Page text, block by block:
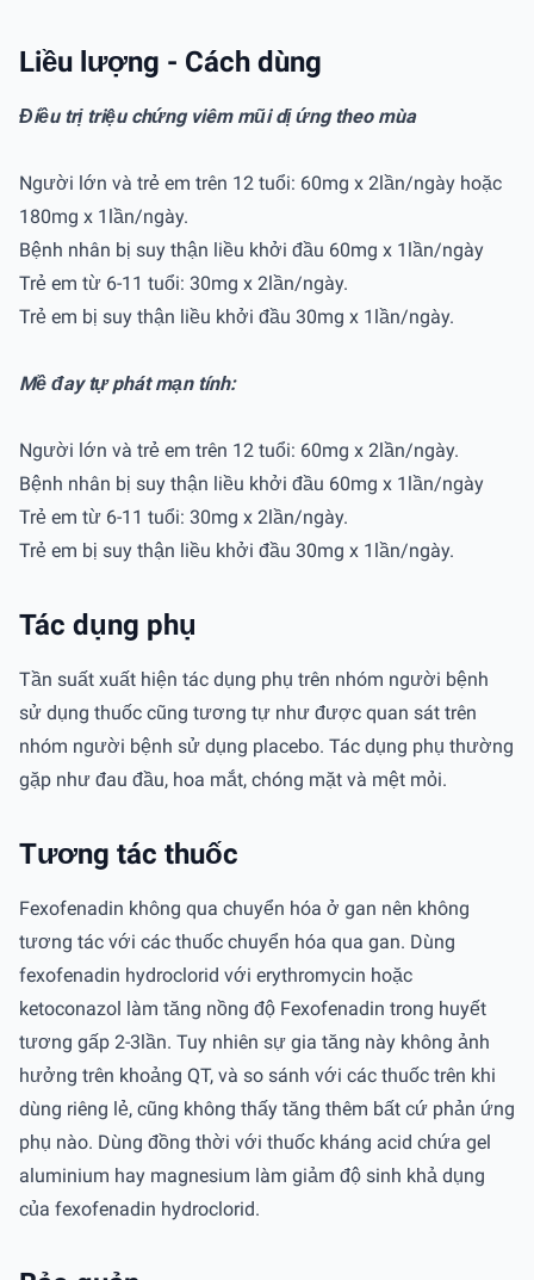
Liều lượng - Cách dùng
Điều trị triệu chứng viêm mũi dị ứng theo mùa
Người lớn và trẻ em trên 12 tuổi: 60mg x 2lần/ngày hoặc
180mg x 1lần/ngày.
Bệnh nhân bị suy thận liều khởi đầu 60mg x 1lần/ngày
Trẻ em từ 6-11 tuổi: 30mg x 2lần/ngày.
Trẻ em bị suy thận liều khởi đầu 30mg x 1lần/ngày.
Mề đay tự phát mạn tính:
Người lớn và trẻ em trên 12 tuổi: 60mg x 2lần/ngày.
Bệnh nhân bị suy thận liều khởi đầu 60mg x 1lần/ngày
Trẻ em từ 6-11 tuổi: 30mg x 2lần/ngày.
Trẻ em bị suy thận liều khởi đầu 30mg x 1lần/ngày.
Tác dụng phụ
Tần suất xuất hiện tác dụng phụ trên nhóm người bệnh
sử dụng thuốc cũng tương tự như được quan sát trên
nhóm người bệnh sử dụng placebo. Tác dụng phụ thường
gặp như đau đầu, hoa mắt, chóng mặt và mệt mỏi.
Tương tác thuốc
Fexofenadin không qua chuyển hóa ở gan nên không
tương tác với các thuốc chuyển hóa qua gan. Dùng
fexofenadin hydroclorid với erythromycin hoặc
ketoconazol làm tăng nồng độ Fexofenadin trong huyết
tương gấp 2-3lần. Tuy nhiên sự gia tăng này không ảnh
hưởng trên khoảng QT, và so sánh với các thuốc trên khi
dùng riêng lẻ, cũng không thấy tăng thêm bất cứ phản ứng
phụ nào. Dùng đồng thời với thuốc kháng acid chứa gel
aluminium hay magnesium làm giảm độ sinh khả dụng
của fexofenadin hydroclorid.